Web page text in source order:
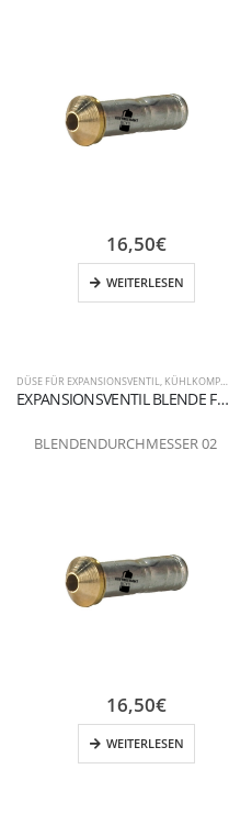
DÜSE FÜR EXPANSIONSVENTIL, KÜHLKOMPONENTEN
EXPANSIONSVENTIL BLENDE FLANSCHANSCHLUSS 02
BLENDENDURCHMESSER 02
16,50€
WEITERLESEN
16,50€
WEITERLESEN